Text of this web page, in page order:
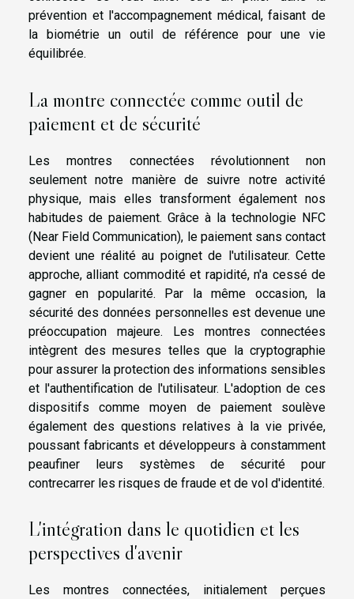
prévention et l'accompagnement médical, faisant de
la biométrie un outil de référence pour une vie
équilibrée.
La montre connectée comme outil de
paiement et de sécurité
Les montres connectées révolutionnent non
seulement notre manière de suivre notre activité
physique, mais elles transforment également nos
habitudes de paiement. Grâce à la technologie NFC
(Near Field Communication), le paiement sans contact
devient une réalité au poignet de l'utilisateur. Cette
approche, alliant commodité et rapidité, n'a cessé de
gagner en popularité. Par la même occasion, la
sécurité des données personnelles est devenue une
préoccupation majeure. Les montres connectées
intègrent des mesures telles que la cryptographie
pour assurer la protection des informations sensibles
et l'authentification de l'utilisateur. L'adoption de ces
dispositifs comme moyen de paiement soulève
également des questions relatives à la vie privée,
poussant fabricants et développeurs à constamment
peaufiner leurs systèmes de sécurité pour
contrecarrer les risques de fraude et de vol d'identité.
L'intégration dans le quotidien et les
perspectives d'avenir
Les montres connectées, initialement perçues